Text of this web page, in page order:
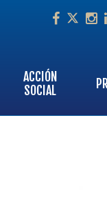
Facebook
Twitter
ACCIÓN
SOCIAL